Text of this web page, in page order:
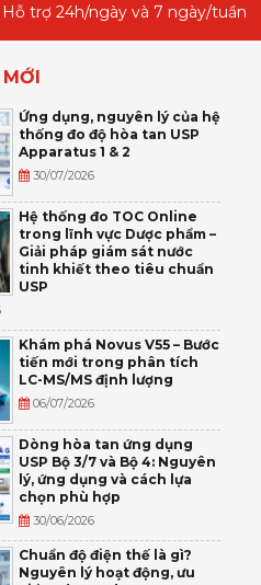
Hỗ trợ 24h/ngày và 7 ngày/tuần
Ứng dụng, nguyên lý của hệ
thống đo độ hòa tan USP
Apparatus 1 & 2
30/07/2026
Hệ thống đo TOC Online
trong lĩnh vực Dược phẩm –
Giải pháp giám sát nước
tinh khiết theo tiêu chuẩn
USP
Khám phá Novus V55 – Bước
tiến mới trong phân tích
LC-MS/MS định lượng
06/07/2026
Dòng hòa tan ứng dụng
USP Bộ 3/7 và Bộ 4: Nguyên
lý, ứng dụng và cách lựa
chọn phù hợp
30/06/2026
Chuẩn độ điện thế là gì?
Nguyên lý hoạt động, ưu